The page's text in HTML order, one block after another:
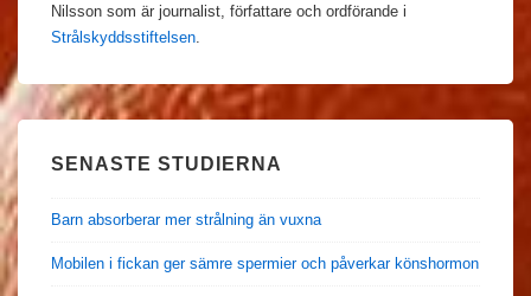
Nilsson som är journalist, författare och ordförande i
Strålskyddsstiftelsen
SENASTE STUDIERNA
Barn absorberar mer strålning än vuxna
Mobilen i fickan ger sämre spermier och påverkar könshormon